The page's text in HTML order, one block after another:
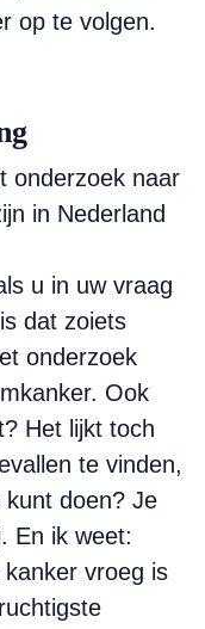
op te volgen.
onderzoek naar
in Nederland
u in uw vraag
dat zoiets
onderzoek
Ook
Het lijkt toch
te vinden,
doen? Je
En ik weet:
vroeg is